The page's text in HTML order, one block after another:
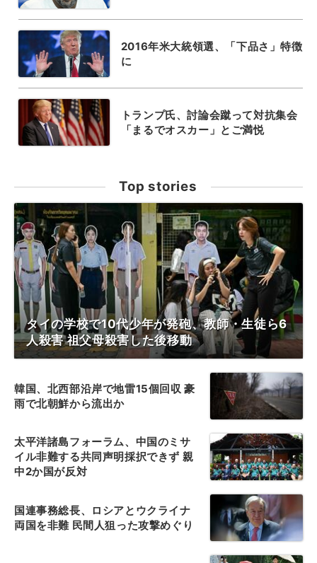
2016年米大統領選、「下品さ」特徴
に
トランプ氏、討論会蹴って対抗集会
「まるでオスカー」とご満悦
Top stories
タイの学校で10代少年が発砲、教師・生徒ら6
人殺害 祖父母殺害した後移動
韓国、北西部沿岸で地雷15個回収 豪
雨で北朝鮮から流出か
太平洋諸島フォーラム、中国のミサ
イル非難する共同声明採択できず 親
中2か国が反対
国連事務総長、ロシアとウクライナ
両国を非難 民間人狙った攻撃めぐり